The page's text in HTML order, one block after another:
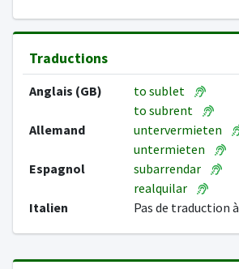
Traductions
Anglais (GB)
to sublet
to subrent
Allemand
untervermieten
untermieten
Espagnol
subarrendar
realquilar
Italien
Pas de traduction